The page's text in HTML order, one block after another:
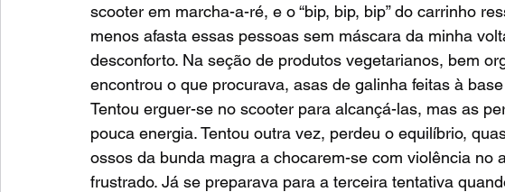
scooter em marcha-a-ré, e o “bip, bip, bip” do carrinho
menos afasta essas pessoas sem máscara da minha
desconforto. Na seção de produtos vegetarianos, bem
encontrou o que procurava, asas de galinha feitas à
Tentou erguer-se no scooter para alcançá-las, mas as
pouca energia. Tentou outra vez, perdeu o equilíbrio,
ossos da bunda magra a chocarem-se com violência no
frustrado. Já se preparava para a terceira tentativa